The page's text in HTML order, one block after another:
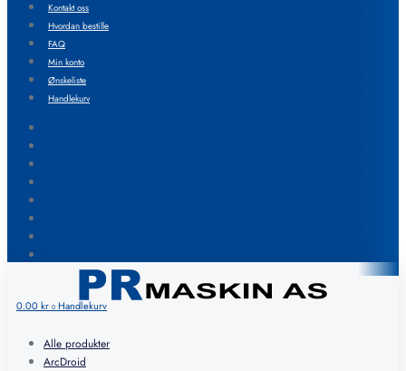
Kontakt oss
Hvordan bestille
FAQ
Min konto
Ønskeliste
Handlekurv
0.00kr 0 Handlekurv
Alle produkter
ArcDroid